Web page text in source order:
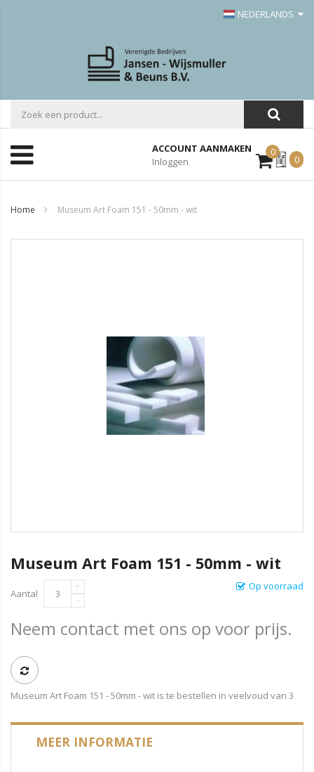
NEDERLANDS
ACCOUNT AANMAKEN
Inloggen
0Mijn
Offerte
0
Home Museum Art Foam 151 - 50mm - wit
Museum Art Foam 151 - 50mm - wit
Op voorraad
Aantal
Neem contact met ons op voor prijs.
Museum Art Foam 151 - 50mm - wit is te bestellen in veelvoud van 3
MEER INFORMATIE